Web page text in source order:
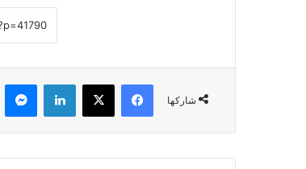
شاركها
فيسبوك لينكدإن